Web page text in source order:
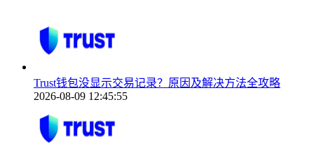
Trust钱包没显示交易记录？原因及解决方法全攻略
2026-08-09 12:45:55